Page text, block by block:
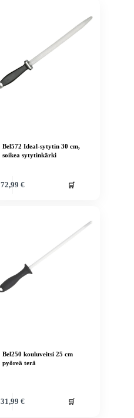
Bel572 Ideal-sytytin 30 cm,
soikea sytytinkärki
72,99 € 🛒
Bel250 kouluveitsi 25 cm
pyöreä terä
31,99 € 🛒